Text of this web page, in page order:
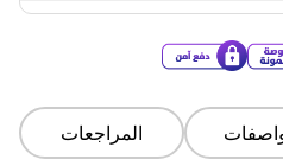
المراجعات